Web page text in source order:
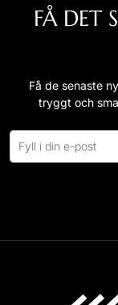
FÅ DET
Få de senaste
tryggt och